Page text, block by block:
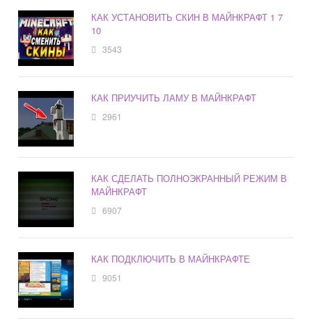
КАК УСТАНОВИТЬ СКИН В МАЙНКРАФТ 1 7
10
3543
КАК ПРИУЧИТЬ ЛАМУ В МАЙНКРАФТ
2961
КАК СДЕЛАТЬ ПОЛНОЭКРАННЫЙ РЕЖИМ В
МАЙНКРАФТ
6907
КАК ПОДКЛЮЧИТЬ В МАЙНКРАФТЕ
9051